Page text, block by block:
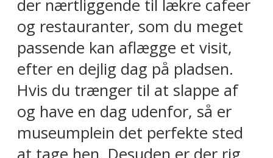
der nærtliggende til lækre cafeer
og restauranter, som du meget
passende kan aflægge et visit,
efter en dejlig dag på pladsen.
Hvis du trænger til at slappe af
og have en dag udenfor, så er
museumplein det perfekte sted